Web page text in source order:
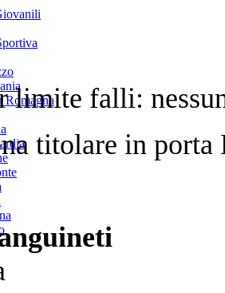
Romagna
limite falli:
titolare in porta